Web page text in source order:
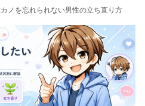
ノを忘れられない男性の立ち直り方